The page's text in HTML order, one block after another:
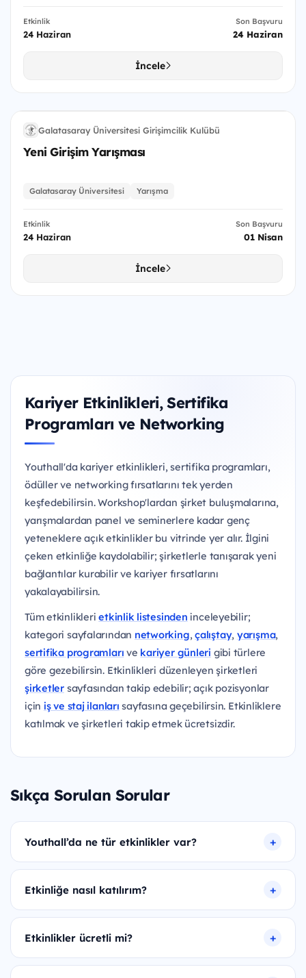
Etkinlik
24 Haziran
Son Başvuru
24 Haziran
İncele
YGY
GÜ Galatasaray Üniversitesi Girişimcilik Kulübü
Yeni Girişim Yarışması
Galatasaray Üniversitesi Yarışma
Etkinlik
24 Haziran
Son Başvuru
01 Nisan
İncele
Kariyer Etkinlikleri, Sertifika
Programları ve Networking
Youthall'da kariyer etkinlikleri, sertifika programları,
ödüller ve networking fırsatlarını tek yerden
keşfedebilirsin. Workshop'lardan şirket buluşmalarına,
yarışmalardan panel ve seminerlere kadar genç
yeteneklere açık etkinlikler bu vitrinde yer alır. İlgini
çeken etkinliğe kaydolabilir; şirketlerle tanışarak yeni
bağlantılar kurabilir ve kariyer fırsatlarını
yakalayabilirsin.
Tüm etkinliklerietkinlik listesinden inceleyebilir;
kategori sayfalarından networking,çalıştay, yarışma,
sertifika programları ve kariyer günleri gibi türlere
göre gezebilirsin. Etkinlikleri düzenleyen şirketleri
şirketlersayfasından takip edebilir; açık pozisyonlar
için iş ve staj ilanları sayfasına geçebilirsin. Etkinliklere
katılmak ve şirketleri takip etmek ücretsizdir.
Sıkça Sorulan Sorular
Youthall’da ne tür etkinlikler var?
Etkinliğe nasıl katılırım?
Etkinlikler ücretli mi?